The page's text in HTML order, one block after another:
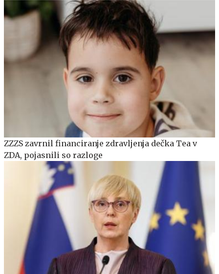
ZZZS zavrnil financiranje zdravljenja dečka Tea v
ZDA, pojasnili so razloge